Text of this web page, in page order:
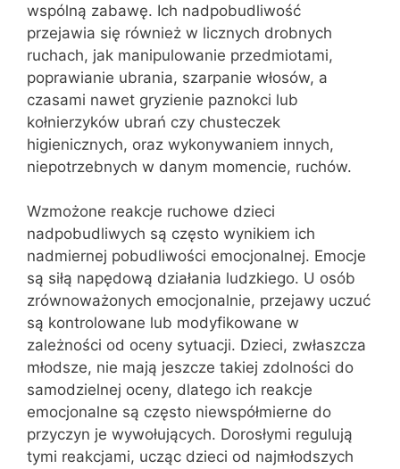
wspólną zabawę. Ich nadpobudliwość
przejawia się również w licznych drobnych
ruchach, jak manipulowanie przedmiotami,
poprawianie ubrania, szarpanie włosów, a
czasami nawet gryzienie paznokci lub
kołnierzyków ubrań czy chusteczek
higienicznych, oraz wykonywaniem innych,
niepotrzebnych w danym momencie, ruchów.
Wzmożone reakcje ruchowe dzieci
nadpobudliwych są często wynikiem ich
nadmiernej pobudliwości emocjonalnej. Emocje
są siłą napędową działania ludzkiego. U osób
zrównoważonych emocjonalnie, przejawy uczuć
są kontrolowane lub modyfikowane w
zależności od oceny sytuacji. Dzieci, zwłaszcza
młodsze, nie mają jeszcze takiej zdolności do
samodzielnej oceny, dlatego ich reakcje
emocjonalne są często niewspółmierne do
przyczyn je wywołujących. Dorosłymi regulują
tymi reakcjami, ucząc dzieci od najmłodszych